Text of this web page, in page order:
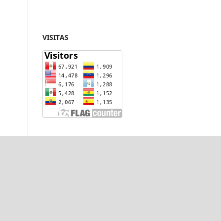
VISITAS